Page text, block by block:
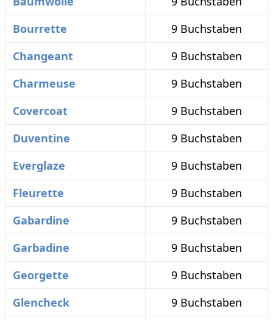
Bourrette
9 Buchstaben
Changeant
9 Buchstaben
Charmeuse
9 Buchstaben
Covercoat
9 Buchstaben
Duventine
9 Buchstaben
Everglaze
9 Buchstaben
Fleurette
9 Buchstaben
Gabardine
9 Buchstaben
Garbadine
9 Buchstaben
Georgette
9 Buchstaben
Glencheck
9 Buchstaben